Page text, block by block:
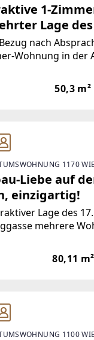
1-
Lage
nach
Wohnung in der
4.
50,3 m²
1170
Liebe auf
einzigartig!
Lage des
mehrere
überwiegend
sowie einige
80,11 m²
1100